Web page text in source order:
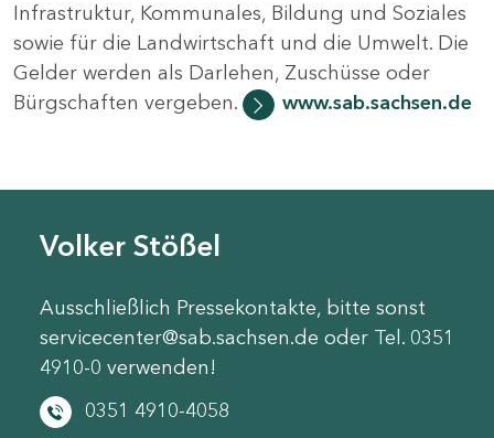
Infrastruktur, Kommunales, Bildung und Soziales
sowie für die Landwirtschaft und die Umwelt. Die
Gelder werden als Darlehen, Zuschüsse oder
Bürgschaften vergeben.
www.sab.sachsen.de
Volker Stößel
Ausschließlich Pressekontakte, bitte sonst
servicecenter@sab.sachsen.de oder Tel. 0351
4910-0 verwenden!
0351 4910-4058